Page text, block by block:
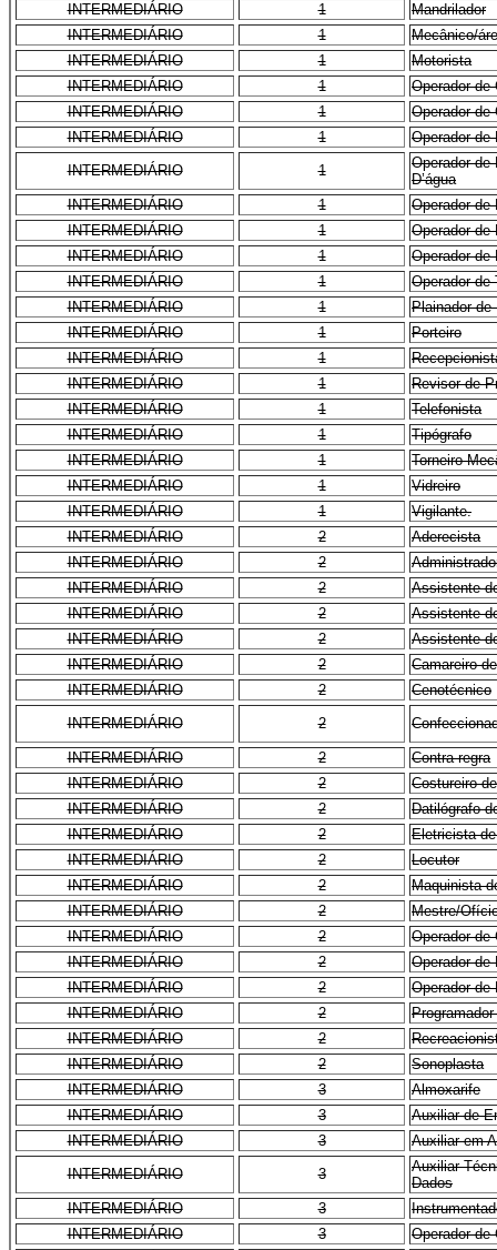
INTERMEDIÁRIO
1
Mandrilador
INTERMEDIÁRIO
1
Mecânico/
INTERMEDIÁRIO
1
Motorista
INTERMEDIÁRIO
1
Operador de
INTERMEDIÁRIO
1
Operador de
INTERMEDIÁRIO
1
Operador de
INTERMEDIÁRIO
1
Operador de
D’água
INTERMEDIÁRIO
1
Operador de
INTERMEDIÁRIO
1
Operador de
INTERMEDIÁRIO
1
Operador de
INTERMEDIÁRIO
1
Operador de
INTERMEDIÁRIO
1
Plainador de
INTERMEDIÁRIO
1
Porteiro
INTERMEDIÁRIO
1
INTERMEDIÁRIO
1
Revisor de
INTERMEDIÁRIO
1
Telefonista
INTERMEDIÁRIO
1
Tipógrafo
INTERMEDIÁRIO
1
Torneiro
INTERMEDIÁRIO
1
Vidreiro
INTERMEDIÁRIO
1
Vigilante.
INTERMEDIÁRIO
2
Aderecista
INTERMEDIÁRIO
2
INTERMEDIÁRIO
2
Assistente
INTERMEDIÁRIO
2
Assistente
INTERMEDIÁRIO
2
Assistente
INTERMEDIÁRIO
2
Camareiro
INTERMEDIÁRIO
2
Cenotécnico
INTERMEDIÁRIO
2
INTERMEDIÁRIO 2
Contra-regra
INTERMEDIÁRIO
2
Costureiro
INTERMEDIÁRIO
2
Datilógrafo
INTERMEDIÁRIO
2
Eletricista
INTERMEDIÁRIO
2
Locutor
INTERMEDIÁRIO
2
Maquinista
INTERMEDIÁRIO
2
Mestre/
INTERMEDIÁRIO
2
Operador de
INTERMEDIÁRIO
2
Operador de
INTERMEDIÁRIO
2
Operador de
INTERMEDIÁRIO
2
INTERMEDIÁRIO
2
INTERMEDIÁRIO
2
Sonoplasta
INTERMEDIÁRIO
3
Almoxarife
INTERMEDIÁRIO
3
Auxiliar de
INTERMEDIÁRIO
3
Auxiliar em
INTERMEDIÁRIO
3
Auxiliar
Dados
INTERMEDIÁRIO
3
INTERMEDIÁRIO
3
Operador de